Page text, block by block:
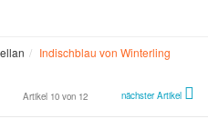
Indischblau von Winterling
Artikel 10 von 12 nächster Artikel